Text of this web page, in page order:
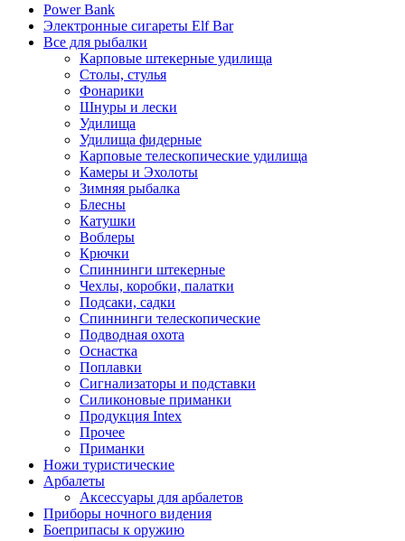
Power Bank
Электронные сигареты Elf Bar
Все для рыбалки
Карповые штекерные удилища
Столы, стулья
Фонарики
Шнуры и лески
Удилища
Удилища фидерные
Карповые телескопические удилища
Камеры и Эхолоты
Зимняя рыбалка
Блесны
Катушки
Воблеры
Крючки
Спиннинги штекерные
Чехлы, коробки, палатки
Подсаки, садки
Спиннинги телескопические
Подводная охота
Оснастка
Поплавки
Сигнализаторы и подставки
Силиконовые приманки
Продукция Intex
Прочее
Приманки
Ножи туристические
Арбалеты
Аксессуары для арбалетов
Приборы ночного видения
Боеприпасы к оружию